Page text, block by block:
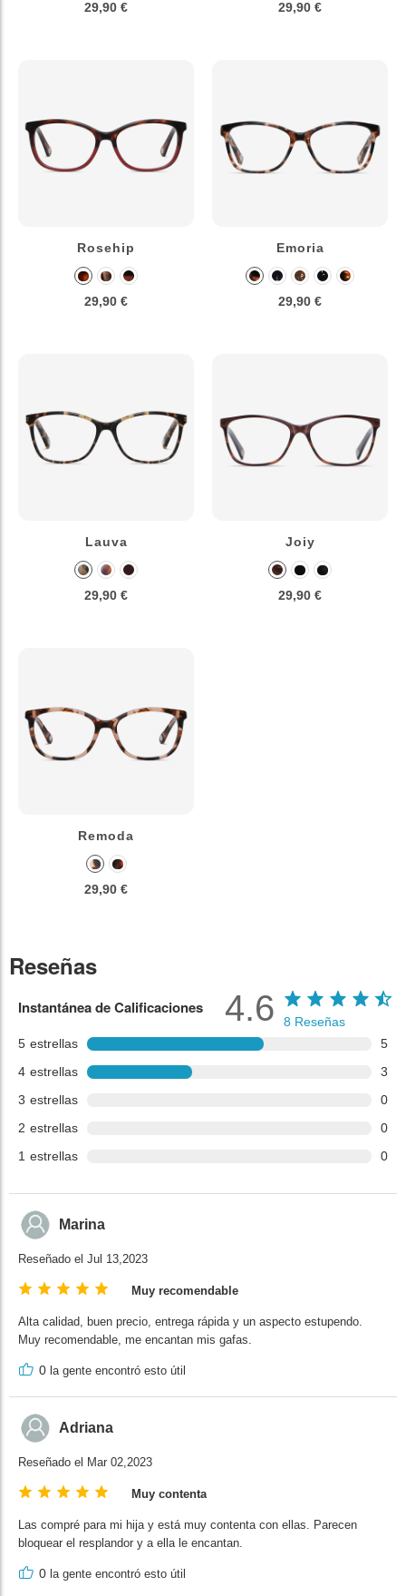
29,90 € 29,90 €
Rosehip
29,90 €
Emoria
29,90 €
Lauva
29,90 €
Joiy
29,90 €
Remoda
29,90 €
Reseñas
Instantánea de Calificaciones
5 estrellas
5
4 estrellas
3
3 estrellas
0
2 estrellas
0
1 estrellas 0
4.6 8 Reseñas
Marina
Reseñado el Jul 13,2023
Muy recomendable
Alta calidad, buen precio, entrega rápida y un aspecto estupendo.
Muy recomendable, me encantan mis gafas.
0 la gente encontró esto útil
Adriana
Reseñado el Mar 02,2023
Muy contenta
Las compré para mi hija y está muy contenta con ellas. Parecen
bloquear el resplandor y a ella le encantan.
0 la gente encontró esto útil